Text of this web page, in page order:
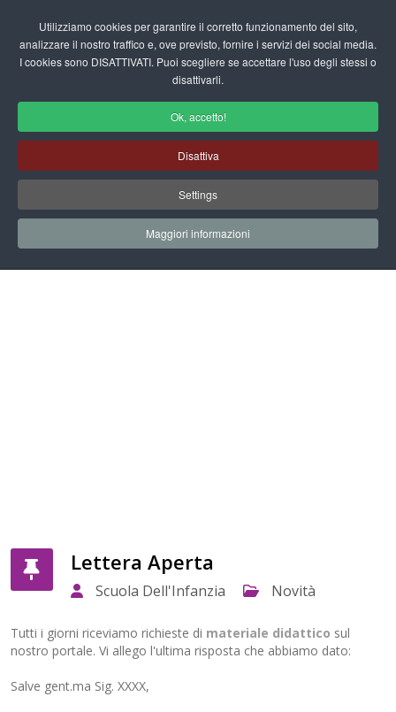
Utilizziamo cookies per garantire il corretto funzionamento del sito,
analizzare il nostro traffico e, ove previsto, fornire i servizi dei social media.
I cookies sono DISATTIVATI. Puoi scegliere se accettare l'uso degli stessi o
disattivarli.
Ok, accetto!
Disattiva
Settings
Maggiori informazioni
fas
Novità
Home Scuola Materna Novità Lettera Aperta
Lettera Aperta
Scuola Dell'Infanzia Novità
Tutti i giorni riceviamo richieste di materiale didattico sul
nostro portale. Vi allego l'ultima risposta che abbiamo dato:
Salve gent.ma Sig. XXXX,